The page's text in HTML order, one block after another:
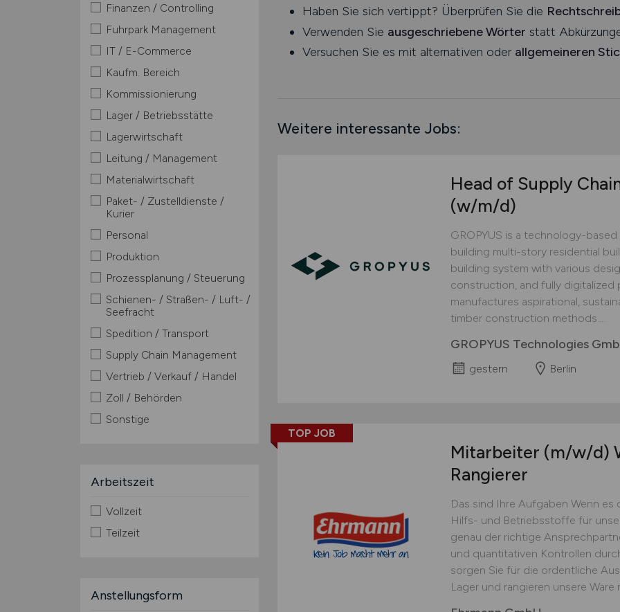
Finanzen / Controlling
Fuhrpark Management
IT / E-Commerce
Kaufm. Bereich
Kommissionierung
Lager / Betriebsstätte
Lagerwirtschaft
Leitung / Management
Materialwirtschaft
Paket- / Zustelldienste /
Kurier
Personal
Produktion
Prozessplanung / Steuerung
Schienen- / Straßen- / Luft- /
Seefracht
Spedition / Transport
Supply Chain Management
Vertrieb / Verkauf / Handel
Zoll / Behörden
Sonstige
Arbeitszeit
Vollzeit
Teilzeit
Anstellungsform
Haben Sie sich vertippt? Überprüfen Sie die
Verwenden Sie ausgeschriebene Wörter statt
Versuchen Sie es mit alternativen oder allgemeineren
Weitere interessante Jobs:
Head of Supply
(w/m/d)
GROPYUS is a technology-
building multi-story residential
building system with various
construction, and fully digitalized
manufactures aspirational,
timber construction methods....
GROPYUS Technologies
gestern Berlin
TOP JOB
Mitarbeiter (m/w/d)
Rangierer
Das sind Ihre Aufgaben Wenn
Hilfs- und Betriebsstoffe für
genau der richtige
und quantitativen Kontrollen
sorgen Sie für die ordentliche
Lager und rangieren unsere Ware